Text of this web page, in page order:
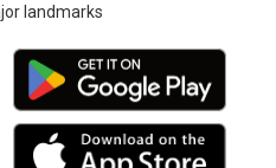
landmarks